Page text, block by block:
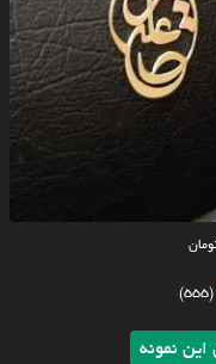
(555)
نمونه